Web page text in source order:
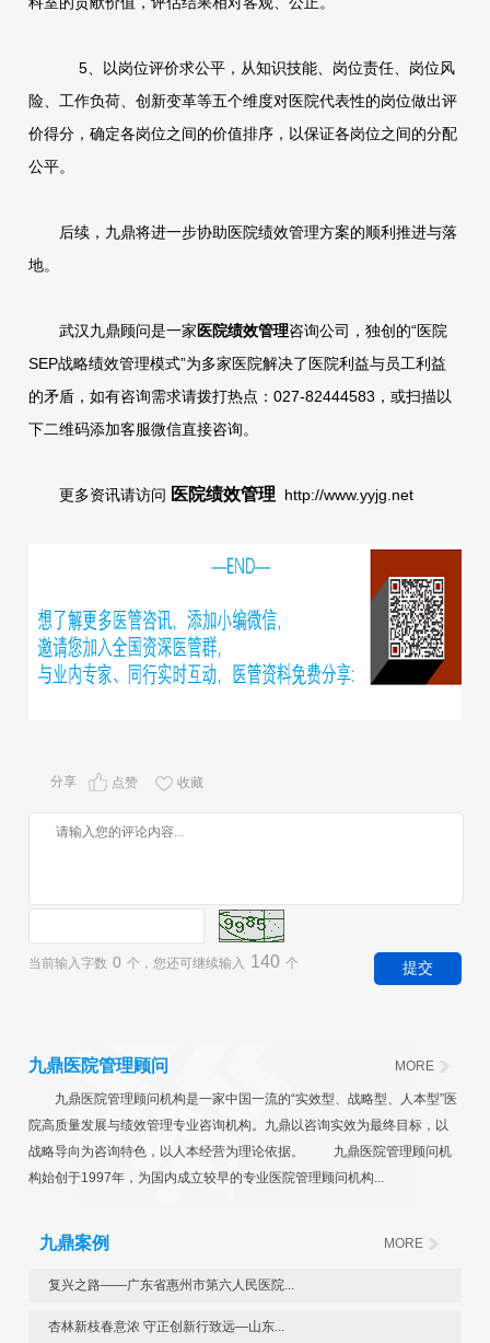
5、以岗位评价求公平，从知识技能、岗位责任、岗位风
险、工作负荷、创新变革等五个维度对医院代表性的岗位做出评
价得分，确定各岗位之间的价值排序，以保证各岗位之间的分配
公平。
后续，九鼎将进一步协助医院绩效管理方案的顺利推进与落
地。
武汉九鼎顾问是一家医院绩效管理咨询公司，独创的“医院
SEP战略绩效管理模式”为多家医院解决了医院利益与员工利益
的矛盾，如有咨询需求请拨打热点：027-82444583，或扫描以
下二维码添加客服微信直接咨询。
更多资讯请访问 医院绩效管理 http://www.yyjg.net
分享 点赞 收藏
当前输入字数 0 个，您还可继续输入 140 个
九鼎医院管理顾问 MORE
九鼎医院管理顾问机构是一家中国一流的“实效型、战略型、人本型”医
院高质量发展与绩效管理专业咨询机构。九鼎以咨询实效为最终目标，以
战略导向为咨询特色，以人本经营为理论依据。 九鼎医院管理顾问机
构始创于1997年，为国内成立较早的专业医院管理顾问机构...
九鼎案例 MORE
复兴之路——广东省惠州市第六人民医院...
杏林新枝春意浓 守正创新行致远—山东...